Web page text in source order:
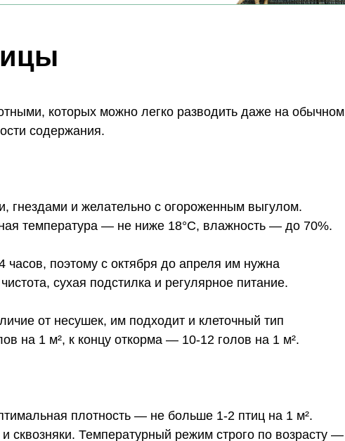
которых можно легко разводить даже на обычном
содержания.
гнездами и желательно с огороженным выгулом.
температура — не ниже 18°C, влажность — до 70%.
часов, поэтому с октября до апреля им нужна
сухая подстилка и регулярное питание.
от несушек, им подходит и клеточный тип
на 1 м², к концу откорма — 10-12 голов на 1 м².
плотность — не больше 1-2 птиц на 1 м².
сквозняки. Температурный режим строго по возрасту —